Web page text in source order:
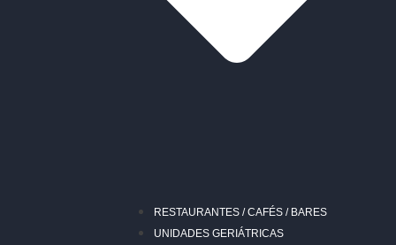
RESTAURANTES / CAFÉS / BARES
UNIDADES GERIÁTRICAS